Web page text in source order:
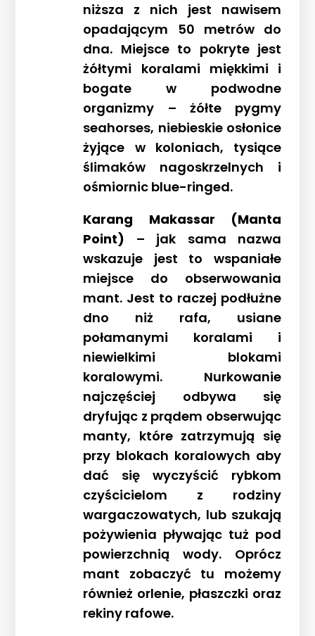
niższa z nich jest nawisem
opadającym 50 metrów do
dna. Miejsce to pokryte jest
żółtymi koralami miękkimi i
bogate w podwodne
organizmy – żółte pygmy
seahorses, niebieskie osłonice
żyjące w koloniach, tysiące
ślimaków nagoskrzelnych i
ośmiornic blue-ringed.
Karang Makassar (Manta
Point) – jak sama nazwa
wskazuje jest to wspaniałe
miejsce do obserwowania
mant. Jest to raczej podłużne
dno niż rafa, usiane
połamanymi koralami i
niewielkimi blokami
koralowymi. Nurkowanie
najczęściej odbywa się
dryfując z prądem obserwując
manty, które zatrzymują się
przy blokach koralowych aby
dać się wyczyścić rybkom
czyścicielom z rodziny
wargaczowatych, lub szukają
pożywienia pływając tuż pod
powierzchnią wody. Oprócz
mant zobaczyć tu możemy
również orlenie, płaszczki oraz
rekiny rafowe.